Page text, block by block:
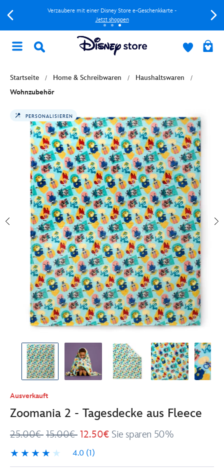
Verzaubere mit einer Disney Store e-Geschenkkarte -
Jetzt shoppen
Startseite Home & Schreibwaren
Haushaltswaren
Wohnzubehör
PERSONALISIEREN
Ausverkauft
Zoomania 2 - Tagesdecke aus Fleece
25.00€ 15.00€ 12.50€ Sie sparen 50%
4.0 (1)
4.0
1